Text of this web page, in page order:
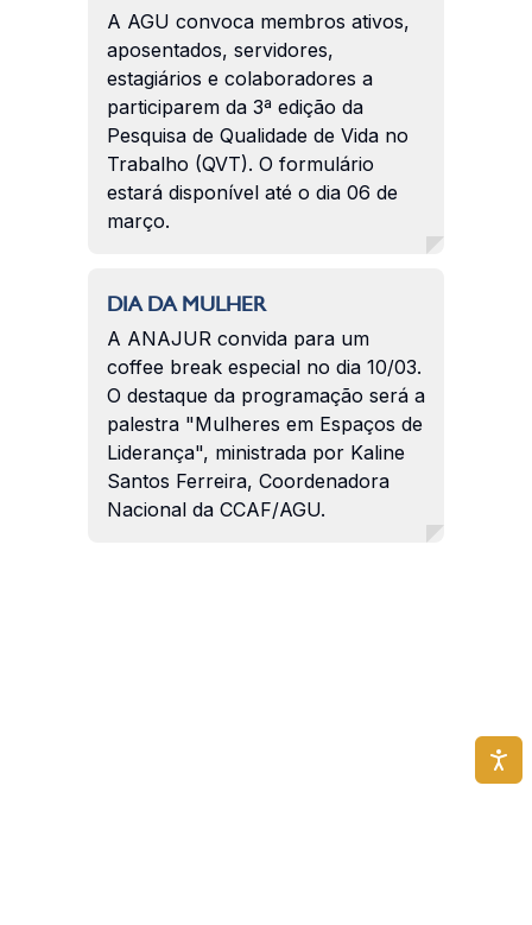
A AGU convoca membros ativos,
aposentados, servidores,
estagiários e colaboradores a
participarem da 3ª edição da
Pesquisa de Qualidade de Vida no
Trabalho (QVT). O formulário
estará disponível até o dia 06 de
março.
DIA DA MULHER
A ANAJUR convida para um
coffee break especial no dia 10/03.
O destaque da programação será a
palestra "Mulheres em Espaços de
Liderança", ministrada por Kaline
Santos Ferreira, Coordenadora
Nacional da CCAF/AGU.